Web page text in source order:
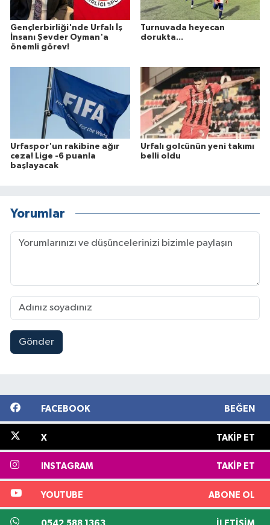
Gençlerbirliği'nde Urfalı İş
İnsanı Şevder Oyman'a
önemli görev!
Turnuvada heyecan
dorukta...
Urfaspor'un rakibine ağır
ceza! Lige -6 puanla
başlayacak
Urfalı golcünün yeni takımı
belli oldu
Yorumlar
Gönder
FACEBOOK BEĞEN
X TAKIP ET
INSTAGRAM TAKIP ET
YOUTUBE ABONE OL